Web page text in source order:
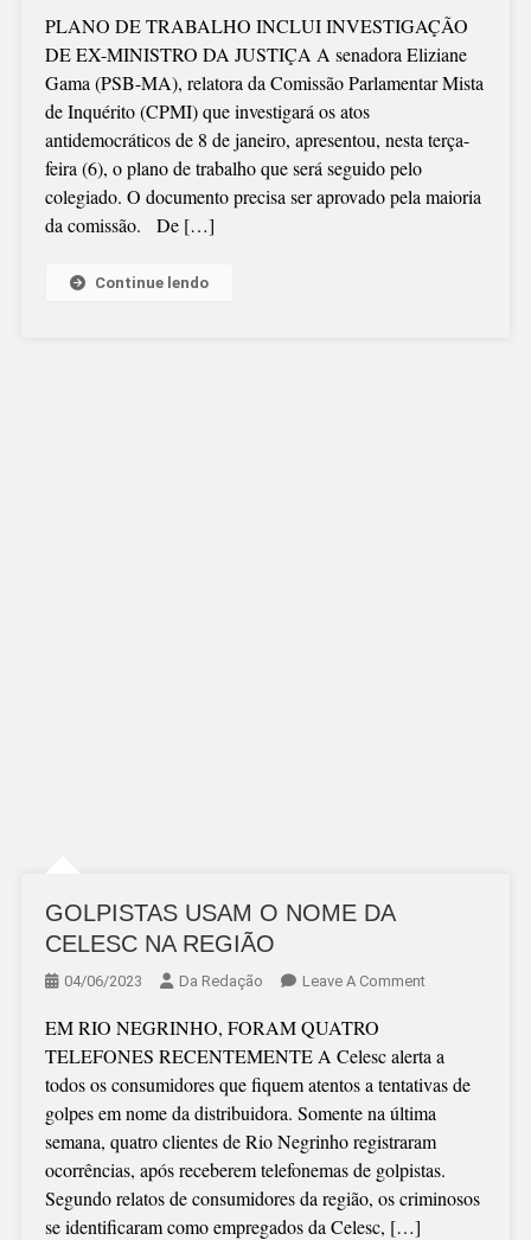
DO
GOLPE
DEVE
TRABALHOS
AÇÃO
PLANO DE TRABALHO INCLUI INVESTIGAÇÃO
DE EX-MINISTRO DA JUSTIÇA A senadora Eliziane
Gama (PSB-MA), relatora da Comissão Parlamentar Mista
de Inquérito (CPMI) que investigará os atos
antidemocráticos de 8 de janeiro, apresentou, nesta terça-
feira (6), o plano de trabalho que será seguido pelo
colegiado. O documento precisa ser aprovado pela maioria
da comissão. De […]
Continue lendo
GOLPISTAS USAM O NOME DA
CELESC NA REGIÃO
04/06/2023 Da Redação Leave A CommentOn
O
NOME
DA
CELESC
NA
REGIÃO
EM RIO NEGRINHO, FORAM QUATRO
TELEFONES RECENTEMENTE A Celesc alerta a
todos os consumidores que fiquem atentos a tentativas de
golpes em nome da distribuidora. Somente na última
semana, quatro clientes de Rio Negrinho registraram
ocorrências, após receberem telefonemas de golpistas.
Segundo relatos de consumidores da região, os criminosos
se identificaram como empregados da Celesc, […]